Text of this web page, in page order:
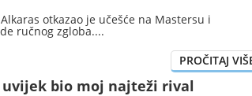
otkazao je učešće na Mastersu i
ručnog zgloba.
uvijek bio moj najteži rival